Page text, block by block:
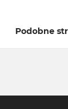
Podobne